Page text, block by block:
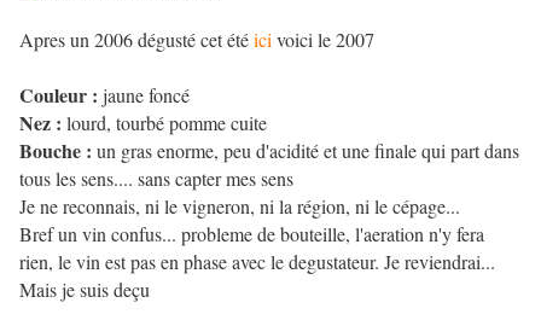
Apres un 2006 dégusté cet étéici voici le 2007
Couleur : jaune foncé
Nez : lourd, tourbé pomme cuite
Bouche : un gras enorme, peu d'acidité et une finale qui part dans
tous les sens.... sans capter mes sens
Je ne reconnais, ni le vigneron, ni la région, ni le cépage...
Bref un vin confus... probleme de bouteille, l'aeration n'y fera
rien, le vin est pas en phase avec le degustateur. Je reviendrai...
Mais je suis deçu